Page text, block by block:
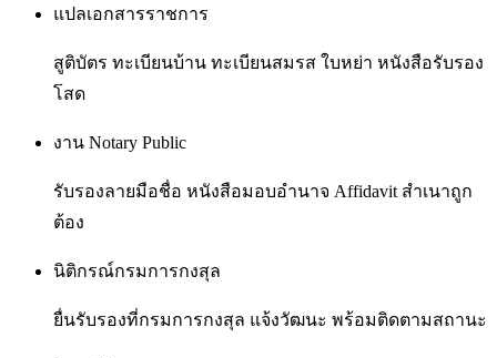
แปลเอกสารราชการ
สูติบัตร ทะเบียนบ้าน ทะเบียนสมรส ใบหย่า หนังสือรับรอง
โสด
งาน Notary Public
รับรองลายมือชื่อ หนังสือมอบอำนาจ Affidavit สำเนาถูก
ต้อง
นิติกรณ์กรมการกงสุล
ยื่นรับรองที่กรมการกงสุล แจ้งวัฒนะ พร้อมติดตามสถานะ